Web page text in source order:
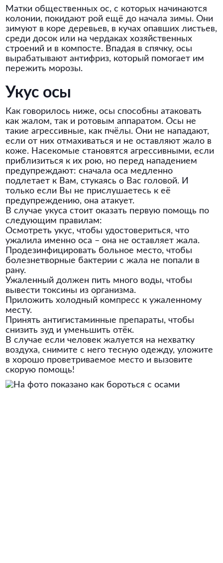
Матки общественных ос, с которых начинаются
колонии, покидают рой ещё до начала зимы. Они
зимуют в коре деревьев, в кучах опавших листьев,
среди досок или на чердаках хозяйственных
строений и в компосте. Впадая в спячку, осы
вырабатывают антифриз, который помогает им
пережить морозы.
Укус осы
Как говорилось ниже, осы способны атаковать
как жалом, так и ротовым аппаратом. Осы не
такие агрессивные, как пчёлы. Они не нападают,
если от них отмахиваться и не оставляют жало в
коже. Насекомые становятся агрессивными, если
приблизиться к их рою, но перед нападением
предупреждают: сначала оса медленно
подлетает к Вам, стукаясь о Вас головой. И
только если Вы не прислушаетесь к её
предупреждению, она атакует.
В случае укуса стоит оказать первую помощь по
следующим правилам:
Осмотреть укус, чтобы удостовериться, что
ужалила именно оса – она не оставляет жала.
Продезинфицировать больное место, чтобы
болезнетворные бактерии с жала не попали в
рану.
Ужаленный должен пить много воды, чтобы
вывести токсины из организма.
Приложить холодный компресс к ужаленному
месту.
Принять антигистаминные препараты, чтобы
снизить зуд и уменьшить отёк.
В случае если человек жалуется на нехватку
воздуха, снимите с него тесную одежду, уложите
в хорошо проветриваемое место и вызовите
скорую помощь!